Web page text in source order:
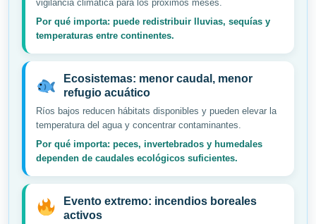
vigilancia climática para los próximos meses.
Por qué importa: puede redistribuir lluvias, sequías y
temperaturas entre continentes.
Ecosistemas: menor caudal, menor
refugio acuático
Ríos bajos reducen hábitats disponibles y pueden elevar la
temperatura del agua y concentrar contaminantes.
Por qué importa: peces, invertebrados y humedales
dependen de caudales ecológicos suficientes.
Evento extremo: incendios boreales
activos